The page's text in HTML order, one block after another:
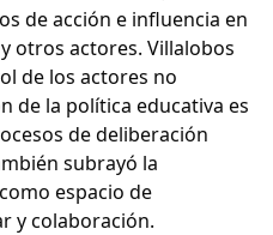
de acción e influencia en
otros actores. Villalobos
de los actores no
de la política educativa es
de deliberación
subrayó la
espacio de
y colaboración.